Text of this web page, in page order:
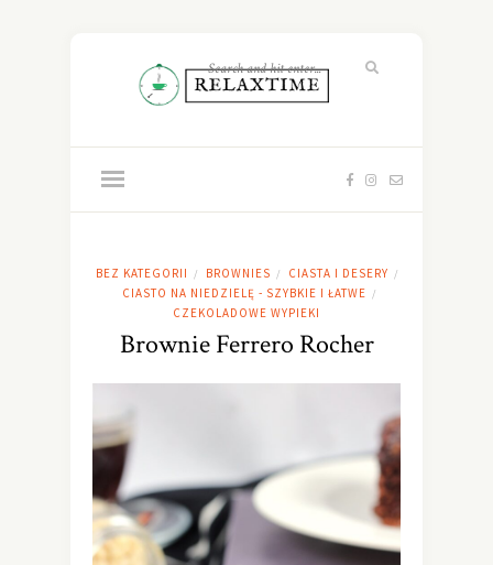
BEZ KATEGORII / BROWNIES / CIASTA I DESERY /
CIASTO NA NIEDZIELĘ - SZYBKIE I ŁATWE /
CZEKOLADOWE WYPIEKI
Brownie Ferrero Rocher